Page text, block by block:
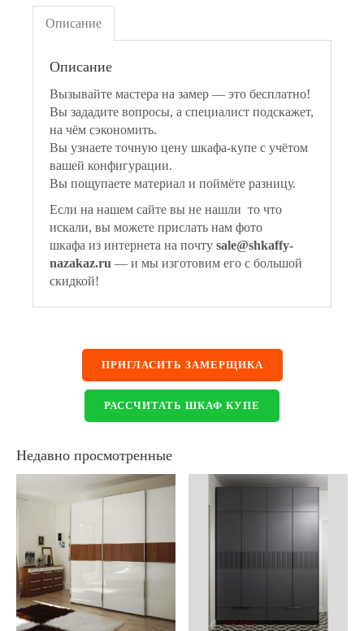
Описание
Описание
Вызывайте мастера на замер — это бесплатно!
Вы зададите вопросы, а специалист подскажет,
на чём сэкономить.
Вы узнаете точную цену шкафа-купе с учётом
вашей конфигурации.
Вы пощупаете материал и поймёте разницу.
Если на нашем сайте вы не нашли то что
искали, вы можете прислать нам фото
шкафа из интернета на почту sale@shkaffy-
nazakaz.ru — и мы изготовим его с большой
скидкой!
ПРИГЛАСИТЬ ЗАМЕРЩИКА
РАССЧИТАТЬ ШКАФ КУПЕ
Недавно просмотренные